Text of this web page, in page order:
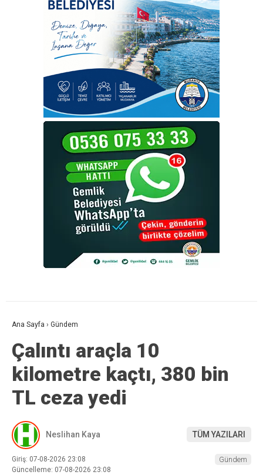
Ana Sayfa › Gündem
Çalıntı araçla 10
kilometre kaçtı, 380 bin
TL ceza yedi
Neslihan Kaya TÜM YAZILARI
Giriş: 07-08-2026 23:08
Güncelleme: 07-08-2026 23:08
Gündem